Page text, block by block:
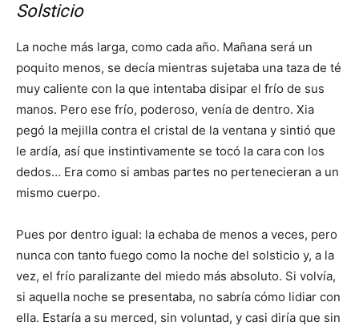
Solsticio
La noche más larga, como cada año. Mañana será un
poquito menos, se decía mientras sujetaba una taza de té
muy caliente con la que intentaba disipar el frío de sus
manos. Pero ese frío, poderoso, venía de dentro. Xia
pegó la mejilla contra el cristal de la ventana y sintió que
le ardía, así que instintivamente se tocó la cara con los
dedos… Era como si ambas partes no pertenecieran a un
mismo cuerpo.
Pues por dentro igual: la echaba de menos a veces, pero
nunca con tanto fuego como la noche del solsticio y, a la
vez, el frío paralizante del miedo más absoluto. Si volvía,
si aquella noche se presentaba, no sabría cómo lidiar con
ella. Estaría a su merced, sin voluntad, y casi diría que sin